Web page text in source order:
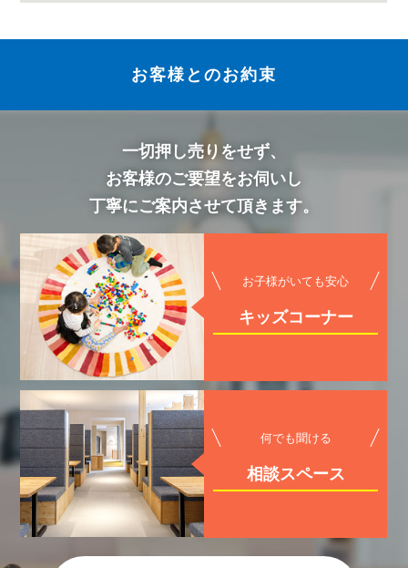
お客様とのお約束
一切押し売りをせず、
お客様のご要望をお伺いし
丁寧にご案内させて頂きます。
お子様がいても安心
キッズコーナー
何でも聞ける
相談スペース